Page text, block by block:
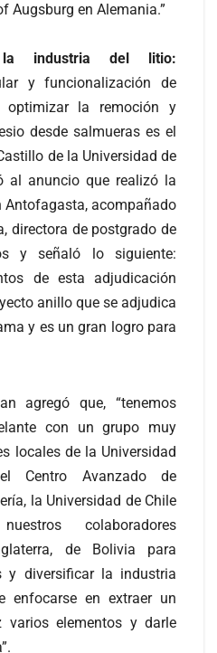
Augsburg en Alemania.”
la industria del litio:
y funcionalización de
optimizar la remoción y
desde salmueras es el
de la Universidad de
al anuncio que realizó la
Antofagasta, acompañado
directora de postgrado de
y señaló lo siguiente:
de esta adjudicación
anillo que se adjudica
y es un gran logro para
agregó que, “tenemos
con un grupo muy
locales de la Universidad
Centro Avanzado de
la Universidad de Chile
colaboradores
de Bolivia para
y diversificar la industria
enfocarse en extraer un
varios elementos y darle